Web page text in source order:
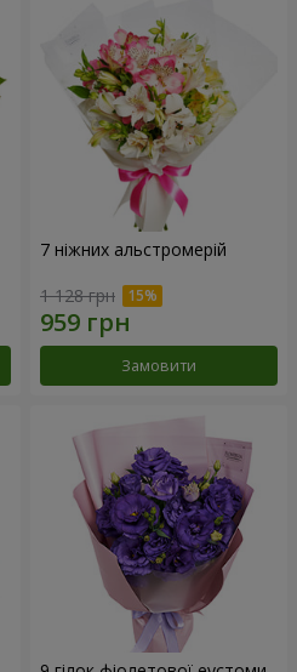
7 ніжних альстромерій
1 128 грн
Замовити